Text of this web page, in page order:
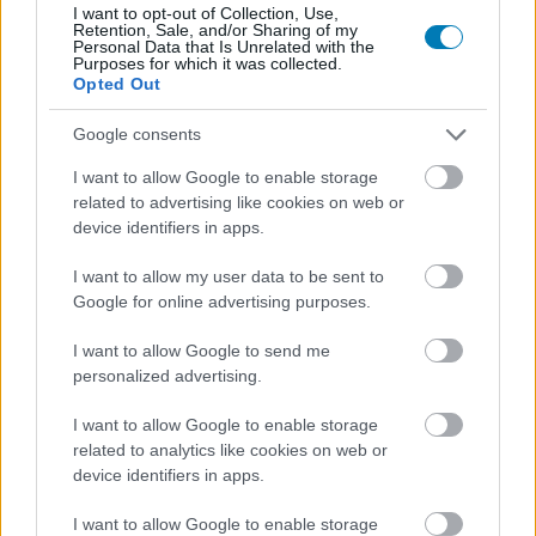
I want to opt-out of Collection, Use,
Retention, Sale, and/or Sharing of my
Personal Data that Is Unrelated with the
Purposes for which it was collected.
Opted Out
Google consents
I want to allow Google to enable storage
related to advertising like cookies on web or
device identifiers in apps.
I want to allow my user data to be sent to
Google for online advertising purposes.
I want to allow Google to send me
personalized advertising.
I want to allow Google to enable storage
related to analytics like cookies on web or
device identifiers in apps.
I want to allow Google to enable storage
részemről értékelendő lett volna, ha ez a fókusz
hevesebb akciót jelentett volna. A Devil May Cry játékok
(és a Netflix széria első évada is), akkor vannak
elemükben, amikor menő átvezetőket és röviden
elmagyarázott célokat kapunk, aztán a kamera gyorsan
átvált a heves akcióra és tátott szájjal csodálhatjuk
ahogy Dante pofátlan arroganciával tép szét mindent
maga körül. A sorozat második szezonja sajnos ezt
után, de most teljesen átestünk a ló túloldalára.
részben elköszöntek, amikor az első évad
következményei után egy hatalmas háborús
hadszíntérrel találkozunk. Az emberiség teljes lendülettel
hatolt be a pokolba és próbálja lemészárolni az ottani